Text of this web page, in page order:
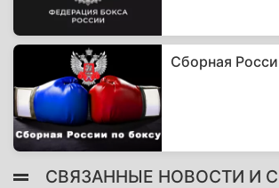
Сборная
СВЯЗАННЫЕ НОВОСТИ И